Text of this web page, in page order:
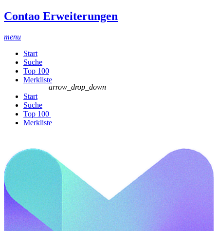
Contao Erweiterungen
menu
Start
Suche
Top 100
Merkliste
Start
Suche
Top 100
arrow_drop_down
Merkliste